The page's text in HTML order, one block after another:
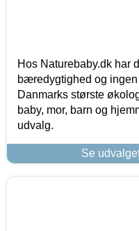
Hos Naturebaby.dk har
bæredygtighed og
Danmarks største
baby, mor, barn og
udvalg.
Se